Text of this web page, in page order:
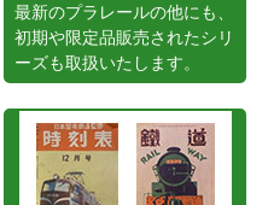
最新のプラレールの他にも、
初期や限定品販売されたシリ
ーズも取扱いたします。